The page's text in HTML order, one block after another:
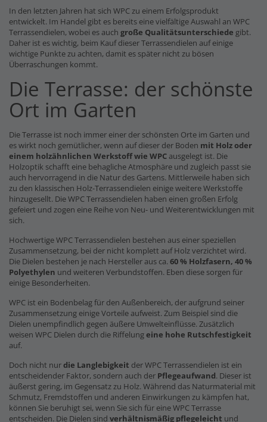
In den letzten Jahren hat sich WPC zu einem Erfolgsprodukt
entwickelt. Im Handel gibt es bereits eine vielfältige Auswahl an WPC
Terrassendielen, wobei es auch große Qualitätsunterschiede gibt.
Daher ist es wichtig, beim Kauf dieser Terrassendielen auf einige
wichtige Punkte zu achten, damit es später nicht zu bösen
Überraschungen kommt.
Die Terrasse: der schönste
Ort im Garten
Die Terrasse ist noch immer einer der schönsten Orte im Garten und
es wirkt noch gemütlicher, wenn auf dieser der Boden mit Holz oder
einem holzähnlichen Werkstoff wie WPCausgelegt ist. Die
Holzoptik schafft eine behagliche Atmosphäre und zugleich passt sie
auch hervorragend in die Natur des Gartens. Mittlerweile haben sich
zu den klassischen Holz-Terrassendielen einige weitere Werkstoffe
hinzugesellt. Die WPC Terrassendielen haben einen großen Erfolg
gefeiert und zogen eine Reihe von Neu- und Weiterentwicklungen mit
sich.
Hochwertige WPC Terrassendielen bestehen aus einer speziellen
Zusammensetzung, bei der nicht komplett auf Holz verzichtet wird.
Die Dielen bestehen je nach Hersteller aus ca. 60 % Holzfasern, 40 %
Polyethylen und weiteren Verbundstoffen. Eben diese sorgen für
einige Besonderheiten.
WPC ist ein Bodenbelag für den Außenbereich, der aufgrund seiner
Zusammensetzung einige Vorteile aufweist. Zum Beispiel sind die
Dielen unempfindlich gegen äußere Umwelteinflüsse. Zusätzlich
weisen WPC Dielen durch die Riffelungeine hohe Rutschfestigkeit
auf.
Doch nicht nurdie Langlebigkeit der WPC Terrassendielen ist ein
entscheidender Faktor, sondern auch der Pflegeaufwand. Dieser ist
äußerst gering, im Gegensatz zu Holz. Während das Naturmaterial mit
Schmutz, Fremdstoffen und anderen Einwirkungen zu kämpfen hat,
können Sie beruhigt sei, wenn Sie sich für eine WPC Terrasse
entscheiden. Die Dielen sind verhältnismäßig pflegeleicht und